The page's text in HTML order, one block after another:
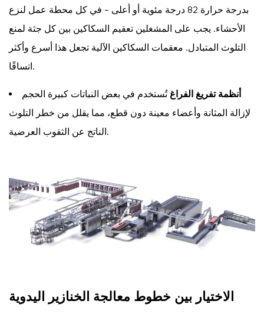
بدرجة حرارة 82 درجة مئوية أو أعلى - في كل محطة عمل لنزع
الأحشاء. يجب على المشغلين تعقيم السكاكين بين كل جثة لمنع
التلوث المتبادل. معقمات السكاكين الآلية تجعل هذا أسرع وأكثر
اتساقًا.
أنظمة تفريغ الفراغتُستخدم في بعض النباتات كبيرة الحجم
لإزالة المثانة وأعضاء معينة دون قطع، مما يقلل من خطر التلوث
الناتج عن الثقوب العرضية.
الاختيار بين خطوط معالجة الخنازير اليدوية